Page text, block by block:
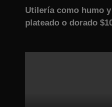
Utilería como humo
plateado o dorado $